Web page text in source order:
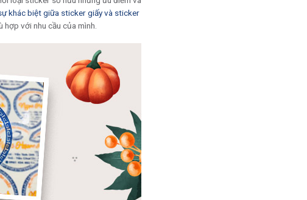
khác biệt giữa sticker giấy và sticker
hợp với nhu cầu của mình.